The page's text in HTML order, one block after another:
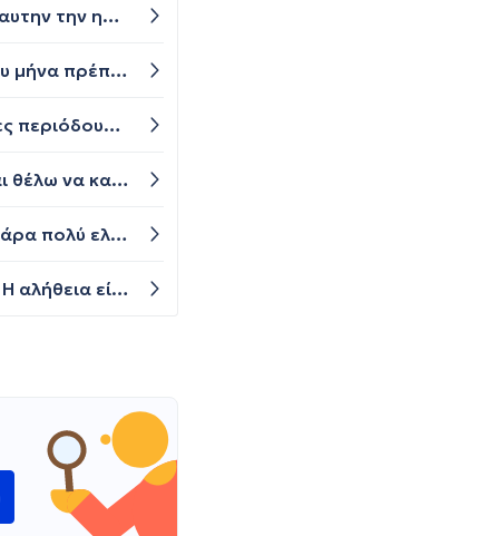
γεια σας, ειμαι 16 και δεν εχω περιοδο εδω και 3 μηνες, απο αρχες μαιου συγκεκριμενα. ειναι φυσιολογικο σε αυτην την ηλικια η να ανησυχησω;
Είχα περίοδο στις 13 Φεβρουαρίου κράτησε 7 μέρες σταμάτησε για τέσσερις ημέρες και επανήλθε στις 24 του μήνα πρέπει να ανησυχώ
Καλησπερα. Είμαι 29 χρονών ο κύκλος μου γενικά είναι ασταθής. Ειδικά το τελευταίο 5 μηνο έχω χάσει κάποιες περιόδους. Αυτόν τον μήνα αντί για αίμα είχα μια δυο σταγόνες αίματος , στο σκούπισμα δεν φαίνεται κόκκινο αλλά πολυ αχνο ροζ... Για 6 μέρες. Τι μπορεί να είναι, θεωρείται περίοδος η κάτι άλλο.
Για να καθυστερήσω την περιοδο μου πρέπει να πάρω προγεστερονη είμαι 21 ετών και έχω σταθερό κύκλο και θέλω να καθυστερήσω την περιοδο μου για 2-3 ημερες
είμαι 47 ετων, έχω εμμηνο κάθε 2 μηνες, αυτή τη φορά που είχα εμμηνο σχεδόν δεν είχα καθολου ροή, ήταν πάρα πολύ ελαφρύς ο κύκλος σχεδόν καθολου. Έχω και πόνους στους μαστούς εδώ και 1 μήνα. Παρακαλώ τι πρέπει να κάνω;; τι είδους εξετάσεις?? Ευχαριστώ
Καλησπέρα σας. Έχω 14 μέρες καθυστερήση της περιόδου μου με δυο αρνητικά τεστ στην 10 και την 14 μέρα. Η αλήθεια είναι πως το τελευταίο καιρό βιώνω μεγάλο στρες . Πρέπει να κάνω κάτι για να προκαλέσω τεχνητά την περίοδο μου ;